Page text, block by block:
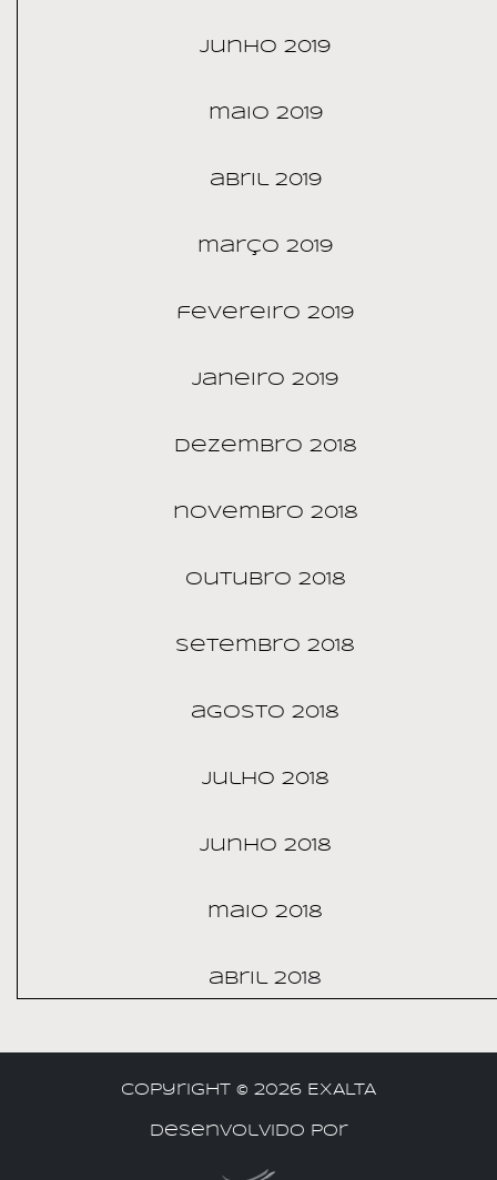
junho 2019
maio 2019
abril 2019
março 2019
fevereiro 2019
janeiro 2019
dezembro 2018
novembro 2018
outubro 2018
setembro 2018
agosto 2018
julho 2018
junho 2018
maio 2018
abril 2018
Copyright © 2026 EXALTA
Desenvolvido por